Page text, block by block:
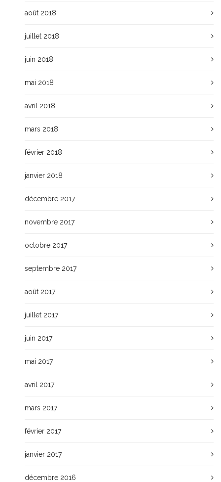
août 2018
juillet 2018
juin 2018
mai 2018
avril 2018
mars 2018
février 2018
janvier 2018
décembre 2017
novembre 2017
octobre 2017
septembre 2017
août 2017
juillet 2017
juin 2017
mai 2017
avril 2017
mars 2017
février 2017
janvier 2017
décembre 2016